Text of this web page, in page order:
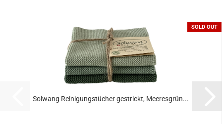
SOLD OUT
Solwang Reinigungstücher gestrickt, Meeresgrün...